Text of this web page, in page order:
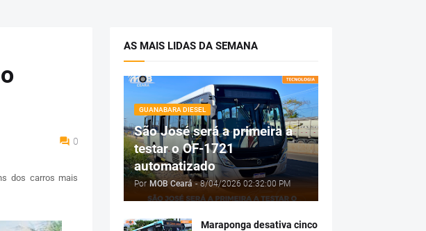
0
dos carros mais
AS MAIS LIDAS DA SEMANA
GUANABARA DIESEL
São José será a primeira a
testar o OF-1721
automatizado
Por MOB Ceará - 8/04/2026 02:32:00 PM
Maraponga desativa cinco